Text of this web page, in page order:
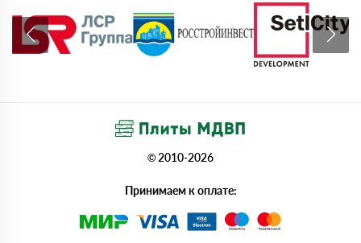
© 2010-2026
Принимаем к оплате: